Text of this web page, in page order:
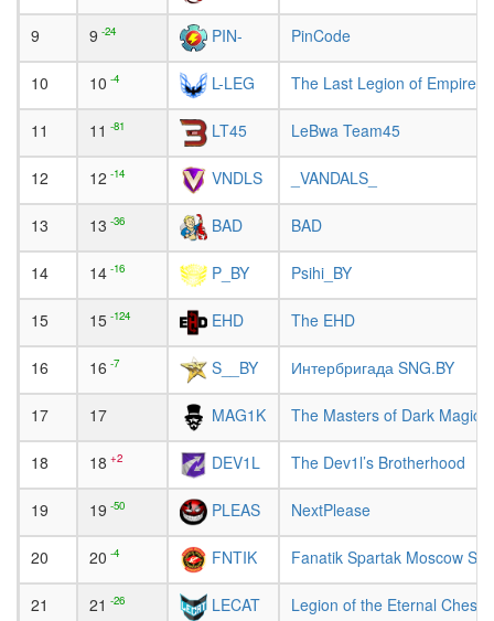
9 9 -24 PIN- PinCode
10 10 -4 L-LEG The Last Legion of Empire
11 11 -81 LT45 LeBwa Team45
12 12 -14 VNDLS _VANDALS_
13 13 -36 BAD BAD
14 14 -16 P_BY Psihi_BY
15 15 -124 EHD The EHD
16 16 -7 S__BY Интербригада SNG.BY
17 17 MAG1K The Masters of Dark Magic
18 18 +2 DEV1L The Dev1l’s Brotherhood
19 19 -50 PLEAS NextPlease
20 20 -4 FNTIK Fanatik Spartak Moscow
21 21 -26 LECAT Legion of the Eternal